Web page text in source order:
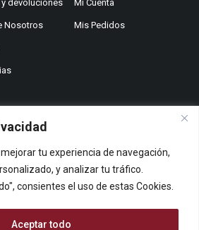
tu experiencia de navegación,
y analizar tu tráfico.
consientes el uso de estas Cookies.
Aceptar todo
y devoluciones
Nosotros
Mi Cuenta
Mis Pedidos
ayudar?
tu opinión